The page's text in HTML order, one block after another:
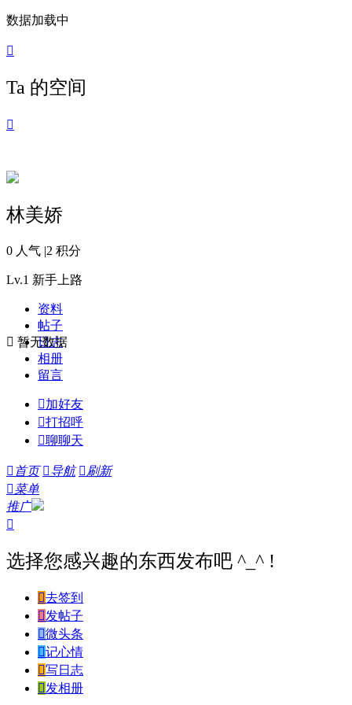
数据加载中

Ta 的空间

林美娇
0 人气 |2 积分
Lv.1 新手上路
资料
帖子
日志
相册
留言
 暂无数据
加好友
打招呼
聊聊天
 首页 导航 刷新
菜单
推广

选择您感兴趣的东西发布吧 ^_^ !
去签到
发帖子
微头条
记心情
写日志
发相册